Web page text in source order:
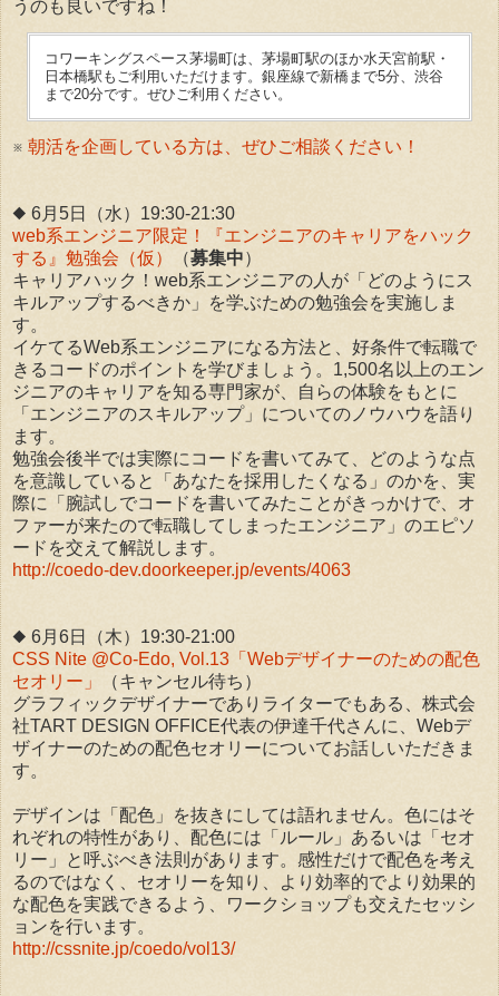
うのも良いですね！
コワーキングスペース茅場町は、茅場町駅のほか水天宮前駅・
日本橋駅もご利用いただけます。銀座線で新橋まで5分、渋谷
まで20分です。ぜひご利用ください。
※ 朝活を企画している方は、ぜひご相談ください！
◆ 6月5日（水）19:30-21:30
web系エンジニア限定！『エンジニアのキャリアをハック
する』勉強会（仮）
（募集中）
キャリアハック！web系エンジニアの人が「どのようにス
キルアップするべきか」を学ぶための勉強会を実施しま
す。
イケてるWeb系エンジニアになる方法と、好条件で転職で
きるコードのポイントを学びましょう。1,500名以上のエン
ジニアのキャリアを知る専門家が、自らの体験をもとに
「エンジニアのスキルアップ」についてのノウハウを語り
ます。
勉強会後半では実際にコードを書いてみて、どのような点
を意識していると「あなたを採用したくなる」のかを、実
際に「腕試しでコードを書いてみたことがきっかけで、オ
ファーが来たので転職してしまったエンジニア」のエピソ
ードを交えて解説します。
http://coedo-dev.doorkeeper.jp/events/4063
◆ 6月6日（木）19:30-21:00
CSS Nite @Co-Edo, Vol.13「Webデザイナーのための配色
セオリー」
（キャンセル待ち）
グラフィックデザイナーでありライターでもある、株式会
社TART DESIGN OFFICE代表の伊達千代さんに、Webデ
ザイナーのための配色セオリーについてお話しいただきま
す。
デザインは「配色」を抜きにしては語れません。色にはそ
れぞれの特性があり、配色には「ルール」あるいは「セオ
リー」と呼ぶべき法則があります。感性だけで配色を考え
るのではなく、セオリーを知り、より効率的でより効果的
な配色を実践できるよう、ワークショップも交えたセッシ
ョンを行います。
http://cssnite.jp/coedo/vol13/